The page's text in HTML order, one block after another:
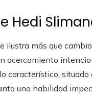
Hedi
ilustra más que
acercamiento
característico,
una habilidad